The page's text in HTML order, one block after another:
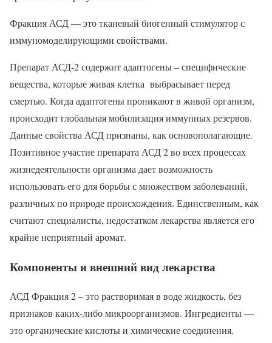
Фракция АСД — это тканевый биогенный стимулятор с
иммуномоделирующими свойствами.
Препарат АСД-2 содержит адаптогены – специфические
вещества, которые живая клетка выбрасывает перед
смертью. Когда адаптогены проникают в живой организм,
происходит глобальная мобилизация иммунных резервов.
Данные свойства АСД признаны, как основополагающие.
Позитивное участие препарата АСД 2 во всех процессах
жизнедеятельности организма дает возможность
использовать его для борьбы с множеством заболеваний,
различных по природе происхождения. Единственным, как
считают специалисты, недостатком лекарства является его
крайне неприятный аромат.
Компоненты и внешний вид лекарства
АСД Фракция 2 – это растворимая в воде жидкость, без
признаков каких-либо микроорганизмов. Ингредиенты —
это органические кислоты и химические соединения.